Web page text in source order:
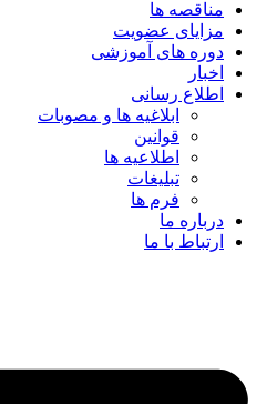
مناقصه ها
مزایای عضویت
دوره های آموزشی
اخبار
اطلاع رسانی
ابلاغیه ها و مصوبات
قوانین
اطلاعیه ها
تبلیغات
فرم ها
درباره ما
ارتباط با ما